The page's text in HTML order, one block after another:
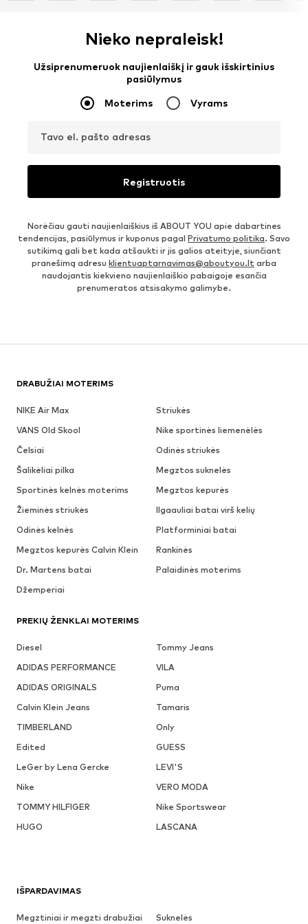
Nieko nepraleisk!
Užsiprenumeruok naujienlaiškį ir gauk išskirtinius
pasiūlymus
Moterims Vyrams
Tavo el. pašto adresas
Registruotis
Norėčiau gauti naujienlaiškius iš ABOUT YOU apie dabartines
tendencijas, pasiūlymus ir kuponus pagal Privatumo politika. Savo
sutikimą gali bet kada atšaukti ir jis galios ateityje, siunčiant
pranešimą adresu klientuaptarnavimas@aboutyou.lt arba
naudojantis kiekvieno naujienlaiškio pabaigoje esančia
prenumeratos atsisakymo galimybe.
DRABUŽIAI MOTERIMS
NIKE Air Max
Striukės
VANS Old Skool
Nike sportinės liemenėlės
Čelsiai
Odinės striukės
Šalikėliai pilka
Megztos suknelės
Sportinės kelnės moterims
Megztos kepurės
Žieminės striukės
Ilgaauliai batai virš kelių
Odinės kelnės
Platforminiai batai
Megztos kepurės Calvin Klein
Rankinės
Dr. Martens batai
Palaidinės moterims
Džemperiai
PREKIŲ ŽENKLAI MOTERIMS
Diesel
Tommy Jeans
ADIDAS PERFORMANCE
VILA
ADIDAS ORIGINALS
Puma
Calvin Klein Jeans
Tamaris
TIMBERLAND
Only
Edited
GUESS
LeGer by Lena Gercke
LEVI'S
Nike
VERO MODA
TOMMY HILFIGER
Nike Sportswear
HUGO
LASCANA
IŠPARDAVIMAS
Megztiniai ir megzti drabužiai
Suknelės